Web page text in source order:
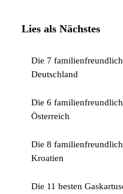
Lies als Nächstes
Die 7
Deutschland
Die 6
Österreich
Die 8
Kroatien
Die 11 besten